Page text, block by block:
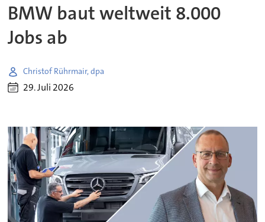
BMW baut weltweit 8.000
Jobs ab
Christof Rührmair, dpa
29. Juli 2026